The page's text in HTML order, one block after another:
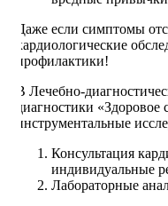
Даже если симптомы
кардиологические
профилактики!
В Лечебно-
диагностики «Здоровое
инструментальные
Консультация
индивидуальные
Лабораторные